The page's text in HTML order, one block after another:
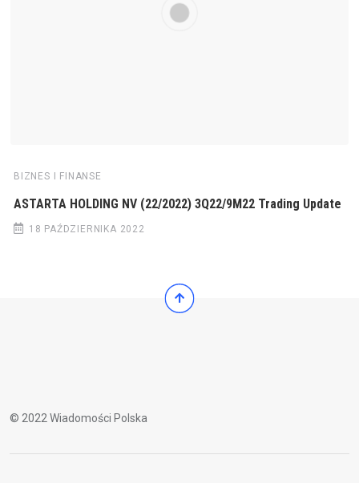
BIZNES I FINANSE
ASTARTA HOLDING NV (22/2022) 3Q22/9M22 Trading Update
18 PAŹDZIERNIKA 2022
© 2022 Wiadomości Polska